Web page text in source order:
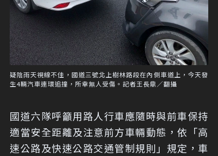
疑陰雨天視線不佳，國道三號北上樹林路段在內側車道上，今天發
生4輛汽車連環追撞，所幸無人受傷。記者王長鼎／翻攝
國道六隊呼籲用路人行車應隨時與前車保持
適當安全距離及注意前方車輛動態，依「高
速公路及快速公路交通管制規則」規定，車